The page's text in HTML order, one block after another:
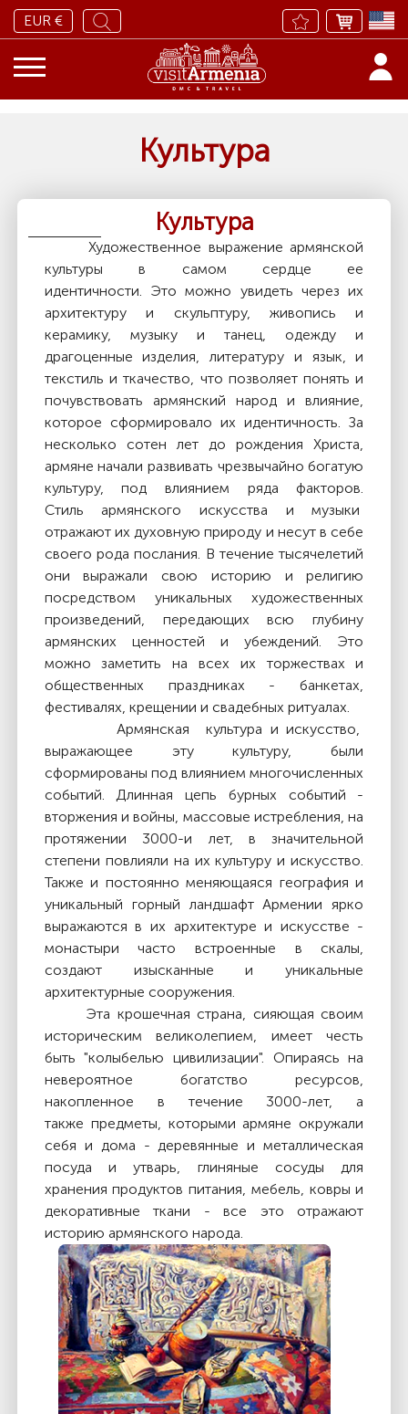
EUR €
Культура
Культура
Художественное выражение армянской
культуры в самом сердце ее
идентичности. Это можно увидеть через их
архитектуру и скульптуру, живопись и
керамику, музыку и танец, одежду и
драгоценные изделия, литературу и язык, и
текстиль и ткачество, что позволяет понять и
почувствовать армянский народ и влияние,
которое сформировало их идентичность. За
несколько сотен лет до рождения Христа,
армяне начали развивать чрезвычайно богатую
культуру, под влиянием ряда факторов.
Стиль
армянского искусства и музыки
отражают их духовную природу и несут в себе
своего рода послания. В течение тысячелетий
они выражали свою историю и религию
посредством уникальных художественных
произведений, передающих всю глубину
армянских ценностей и убеждений. Это
можно заметить на всех их торжествах и
общественных праздниках - банкетах,
фестивалях, крещении и свадебных ритуалах.
Армянская
культура и искусство,
выражающее эту культуру, были
сформированы под влиянием многочисленных
событий.Длинная цепь бурных событий -
вторжения и войны, массовые истребления, на
протяжении 3000-и лет, в значительной
степени повлияли на их культуру и искусство.
Также и постоянно меняющаяся география и
уникальный горный ландшафт Армении ярко
выражаются в их архитектуре и искусстве -
монастыри часто встроенные в скалы,
создают изысканные и уникальные
архитектурные сооружения.
Эта крошечная страна, сияющая своим
историческим великолепием, имеет честь
быть "колыбелью цивилизации". Опираясь на
невероятное богатство ресурсов,
накопленное в течение 3000-лет, а
также предметы, которыми армяне окружали
себя и дома - деревянные и металлическая
посуда и утварь, глиняные сосуды для
хранения продуктов питания, мебель, ковры и
декоративные ткани - все это отражают
историю армянского народа.